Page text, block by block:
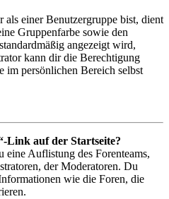
einer Benutzergruppe bist, dient
Gruppenfarbe sowie den
angezeigt wird,
kann dir die Berechtigung
im persönlichen Bereich selbst
Link auf der Startseite?
eine Auflistung des Forenteams,
der Moderatoren. Du
wie die Foren, die